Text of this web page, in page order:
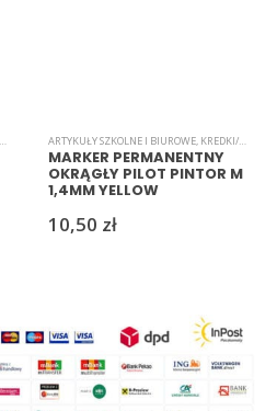
,ZDOBIENIE TKANIN
ARTYKUŁY SZKOLNE I BIUROWE, KREDKI/MARKERY/PISAKI
MARKER PERMANENTNY
OKRĄGŁY PILOT PINTOR M
1,4MM YELLOW
10,50 zł